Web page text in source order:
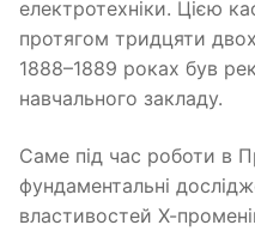
електротехніки. Цією
протягом тридцяти
1888–1889 роках був
навчального закладу.
Саме під час роботи в
фундаментальні
властивостей Х-